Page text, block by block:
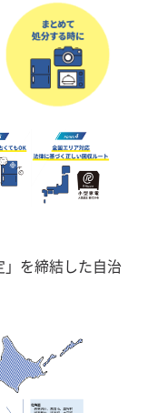
を締結した自治